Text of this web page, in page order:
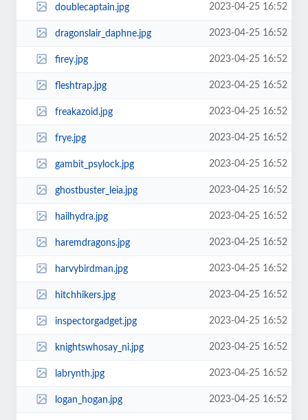
doublecaptain.jpg 2023-04-25 16:52
dragonslair_daphne.jpg 2023-04-25 16:52
firey.jpg 2023-04-25 16:52
fleshtrap.jpg 2023-04-25 16:52
freakazoid.jpg 2023-04-25 16:52
frye.jpg 2023-04-25 16:52
gambit_psylock.jpg 2023-04-25 16:52
ghostbuster_leia.jpg 2023-04-25 16:52
hailhydra.jpg 2023-04-25 16:52
haremdragons.jpg 2023-04-25 16:52
harvybirdman.jpg 2023-04-25 16:52
hitchhikers.jpg 2023-04-25 16:52
inspectorgadget.jpg 2023-04-25 16:52
knightswhosay_ni.jpg 2023-04-25 16:52
labrynth.jpg 2023-04-25 16:52
logan_hogan.jpg 2023-04-25 16:52